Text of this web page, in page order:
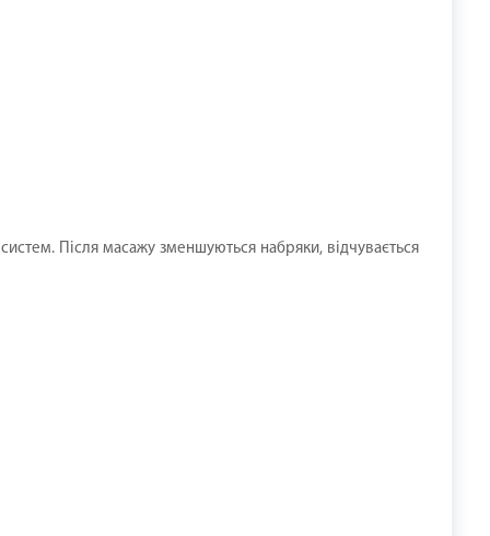
Після масажу зменшуються набряки, відчувається